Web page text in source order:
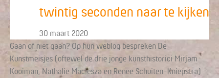
twintig seconden naar te kijken
30 maart 2020
Gaan of niet gaan? Op hun weblog bespreken De
Kunstmeisjes (oftewel de drie jonge kunsthistorici Mirjam
Kooiman, Nathalie Maciesza en Renee Schuiten-Kniepstra)